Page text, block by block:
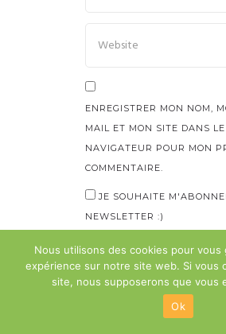
ENREGISTRER MON NOM,
MAIL ET MON SITE DANS LE
NAVIGATEUR POUR MON
COMMENTAIRE.
JE SOUHAITE
NEWSLETTER :)
Nous utilisons des cookies pour vous
expérience sur notre site web. Si vous
site, nous supposerons que vous
Ok